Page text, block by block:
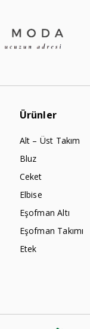
Ürünler
Alt – Üst Takım
Bluz
Ceket
Elbise
Eşofman Altı
Eşofman Takımı
Etek